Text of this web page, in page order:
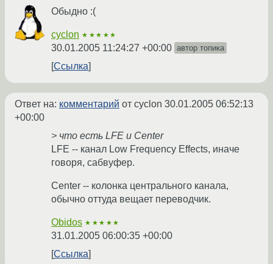
Обыдно :(
cyclon ★★★★★
30.01.2005 11:24:27 +00:00 автор топика
Ссылка
Ответ на: комментарий от cyclon 30.01.2005 06:52:13
+00:00
> что есть LFE и Center
LFE -- канал Low Frequency Effects, иначе
говоря, сабвуфер.
Center -- колонка центрального канала,
обычно оттуда вещает переводчик.
Obidos ★★★★★
31.01.2005 06:00:35 +00:00
Ссылка